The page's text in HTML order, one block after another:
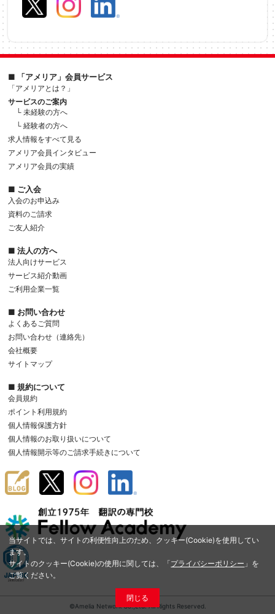
当サイトでは、サイトの利便性向上のため、クッキー(Cookie)を使用してい
ます。
サイトのクッキー(Cookie)の使用に関しては、「プライバシーポリシー 」を
ご覧ください。
閉じる
■ 「アメリア」会員サービス
「アメリアとは？」
サービスのご案内
└ 未経験の方へ
└ 経験者の方へ
求人情報をすべて見る
アメリア会員インタビュー
アメリア会員の実績
■ ご入会
入会のお申込み
資料のご請求
ご友人紹介
■ 法人の方へ
法人向けサービス
サービス紹介動画
ご利用企業一覧
■ お問い合わせ
よくあるご質問
お問い合わせ（連絡先）
会社概要
サイトマップ
■ 規約について
会員規約
ポイント利用規約
個人情報保護方針
個人情報のお取り扱いについて
個人情報開示等のご請求手続きについて
©Amelia Network Co.,Ltd. All Rights Reserved.